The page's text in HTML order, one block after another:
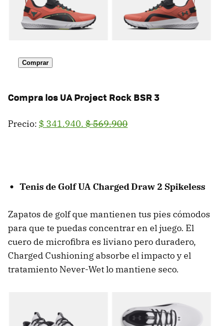
Comprar
Compra losUA Project Rock BSR 3
Precio: $ 341.940. $ 569.900
Tenis de Golf UA Charged Draw 2 Spikeless
Zapatos de golf que mantienen tus pies cómodos
para que te puedas concentrar en el juego. El
cuero de microfibra es liviano pero duradero,
Charged Cushioning absorbe el impacto y el
tratamiento Never-Wet lo mantiene seco.